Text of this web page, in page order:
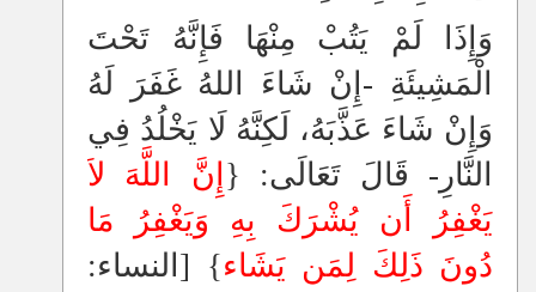
وَإِذَا لَمْ يَتُبْ مِنْهَا فَإِنَّهُ تَحْتَ
الْمَشِيئَةِ -إِنْ شَاءَ اللهُ غَفَرَ لَهُ
وَإِنْ شَاءَ عَذَّبَهُ، لَكِنَّهُ لَا يَخْلُدُ فِي
النَّارِ- قَالَ تَعَالَى:‏ ‏{‏ إِنَّ اللَّهَ لاَ
يَغْفِرُ أَن يُشْرَكَ بِهِ وَيَغْفِرُ مَا
دُونَ ذَلِكَ لِمَن يَشَاء‏}‏ ‏[‏النساء: